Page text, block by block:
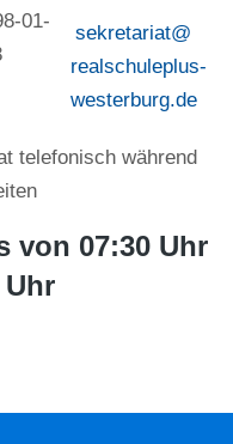
01-
sekretariat@
realschuleplus-
westerburg.de
telefonisch während
von 07:30 Uhr
Uhr